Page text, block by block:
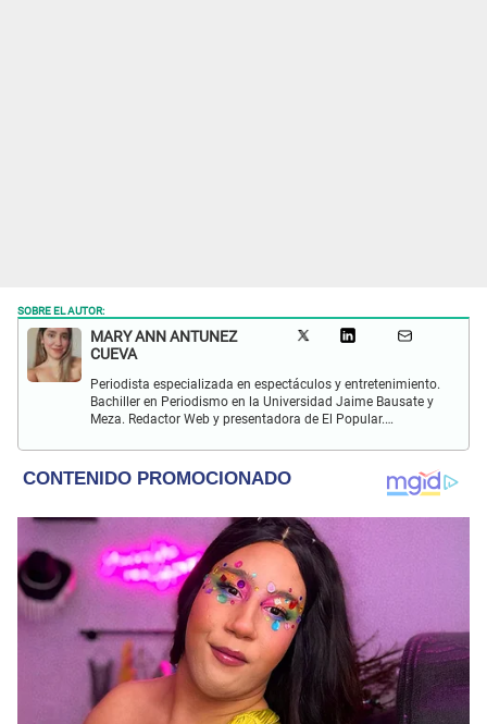
SOBRE EL AUTOR:
MARY ANN ANTUNEZ
CUEVA
Periodista especializada en espectáculos y entretenimiento.
Bachiller en Periodismo en la Universidad Jaime Bausate y
Meza. Redactor Web y presentadora de El Popular.
y espectáculos internacional.